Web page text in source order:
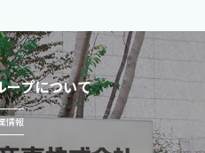
ープについて
情報